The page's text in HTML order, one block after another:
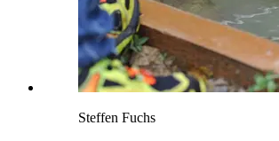
Steffen Fuchs